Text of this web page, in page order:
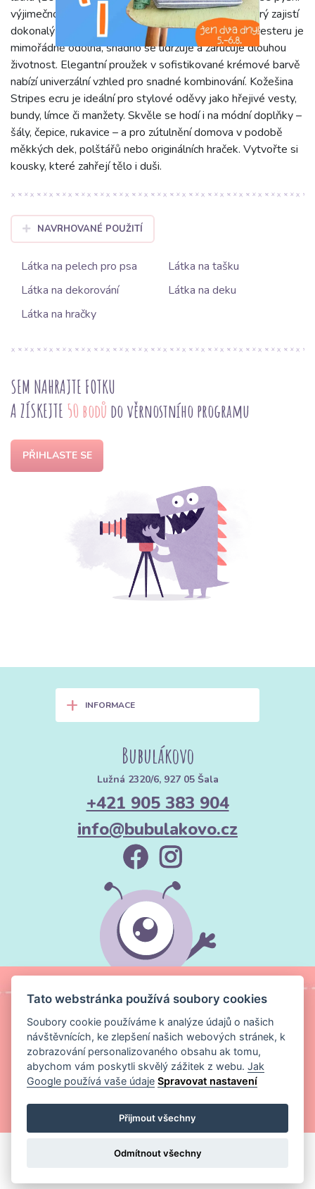
VLOŽIT DO KOŠÍKU
výjimečnou hebkostí a jemným, hustým vlasem, který zajistí
dokonalý pocit tepla a komfortu. Díky složení z polyesteru je
mimořádně odolná, snadno se udržuje a zaručuje dlouhou
životnost. Elegantní proužek v sofistikované krémové barvě
nabízí univerzální vzhled pro snadné kombinování. Kožešina
Stripes ecru je ideální pro stylové oděvy jako hřejivé vesty,
bundy, límce či manžety. Skvěle se hodí i na módní doplňky –
šály, čepice, rukavice – a pro zútulnění domova v podobě
měkkých dek, polštářů nebo originálních hraček. Vytvořte si
kousky, které zahřejí tělo i duši.
NAVRHOVANÉ POUŽITÍ
Látka na pelech pro psa
Látka na tašku
Látka na dekorování
Látka na deku
Látka na hračky
SEM NAHRAJTE FOTKU
A ZÍSKEJTE 50 bodů do věrnostního programu
PŘIHLASTE SE
+ INFORMACE
Bubulákovo
Lužná 2320/6, 927 05 Šala
+421 905 383 904
info@bubulakovo.cz
2026 Všechna práva vyhrazena
Tato webstránka používá soubory cookies
Soubory cookie používáme k analýze údajů o našich
návštěvnících, ke zlepšení našich webových stránek, k
zobrazování personalizovaného obsahu ak tomu,
abychom vám poskytli skvělý zážitek z webu.Jak
Google používá vaše údaje Spravovat nastavení
Přijmout všechny
Odmítnout všechny